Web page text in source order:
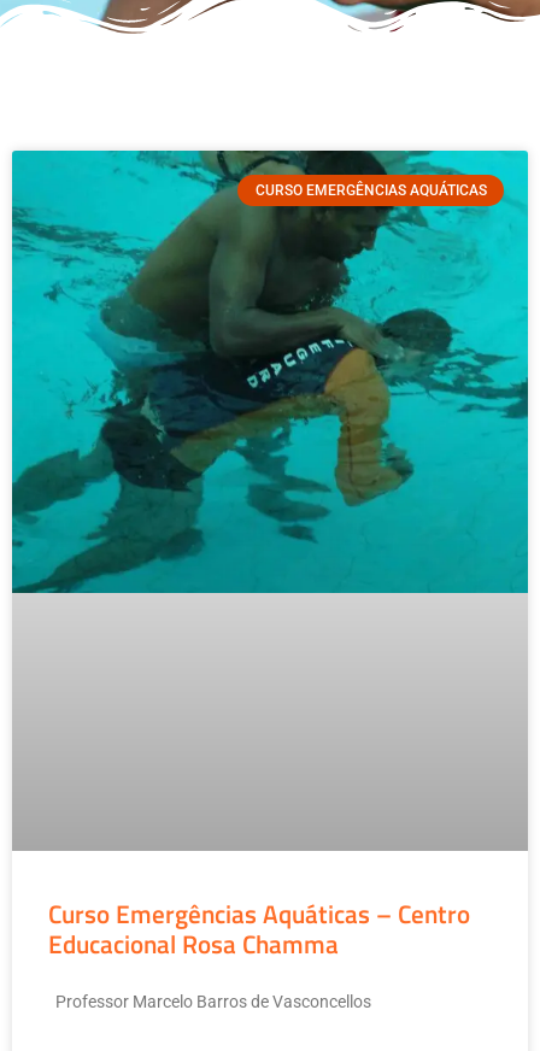
CURSO EMERGÊNCIAS AQUÁTICAS
Curso Emergências Aquáticas – Centro
Educacional Rosa Chamma
Professor Marcelo Barros de Vasconcellos